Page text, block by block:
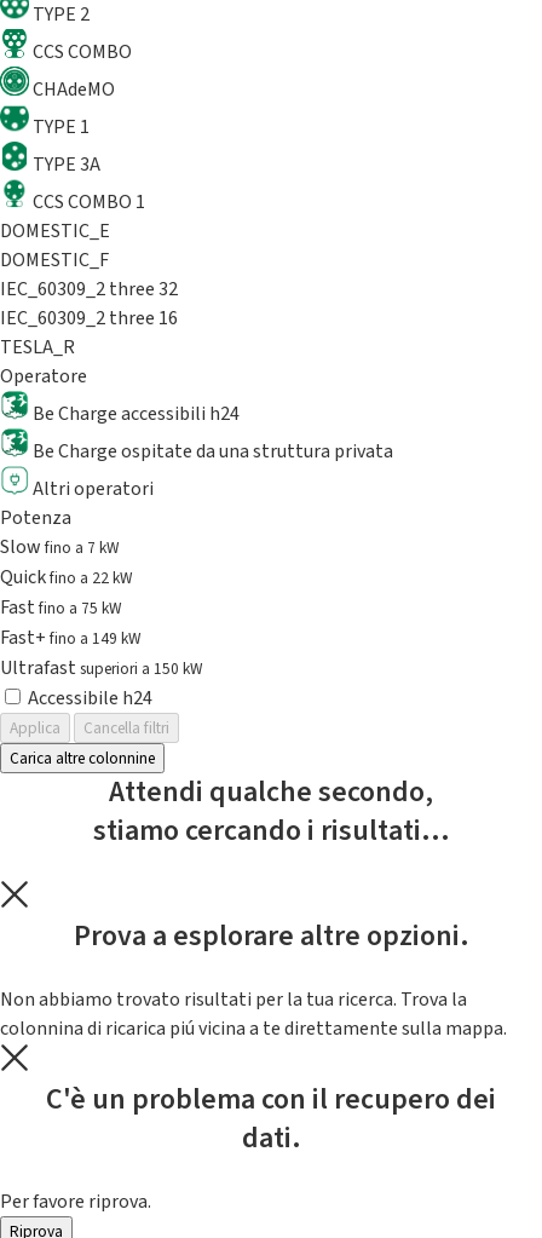
TYPE 2
CCS COMBO
CHAdeMO
TYPE 1
TYPE 3A
CCS COMBO 1
DOMESTIC_E
DOMESTIC_F
IEC_60309_2 three 32
IEC_60309_2 three 16
TESLA_R
Operatore
Be Charge accessibili h24
Be Charge ospitate da una struttura privata
Altri operatori
Potenza
Slowfino a 7 kW
Quickfino a 22 kW
Fastfino a 75 kW
Fast+fino a 149 kW
Ultrafast superiori a 150 kW
Accessibile h24
Applica
Cancella filtri
Carica altre colonnine
Attendi qualche secondo,
stiamo cercando i risultati...
Prova a esplorare altre opzioni.
Non abbiamo trovato risultati per la tua ricerca. Trova la
colonnina di ricarica piú vicina a te direttamente sulla mappa.
C'è un problema con il recupero dei
dati.
Per favore riprova.
Riprova